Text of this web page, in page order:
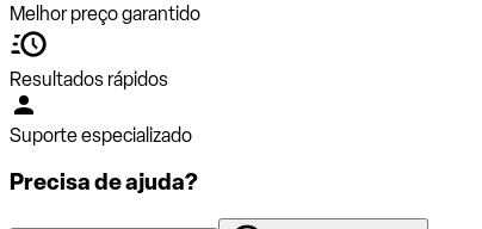
Melhor preço garantido
Resultados rápidos
Suporte especializado
Precisa de ajuda?